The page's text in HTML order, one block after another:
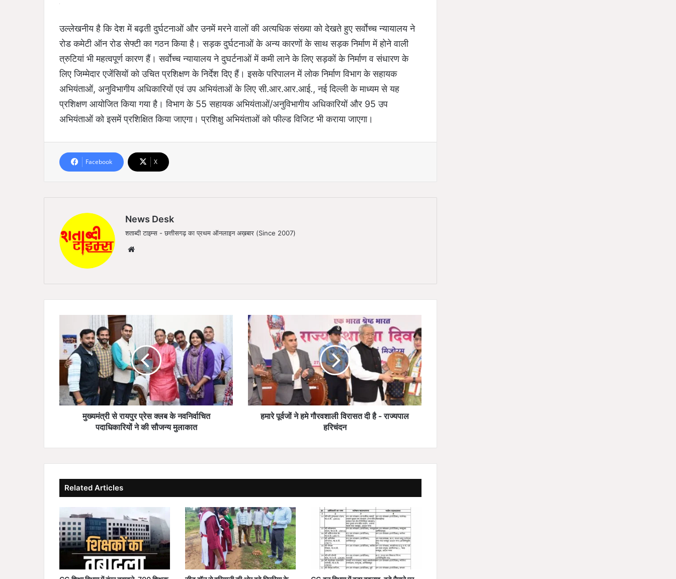
उल्लेखनीय है कि देश में बढ़ती दुर्घटनाओं और उनमें मरने वालों की अत्यधिक संख्या को देखते हुए सर्वाेच्च न्यायालय ने
रोड कमेटी ऑन रोड सेफ्टी का गठन किया है। सड़क दुर्घटनाओं के अन्य कारणों के साथ सड़क निर्माण में होने वाली
त्रुटियां भी महत्वपूर्ण कारण हैं। सर्वाेच्च न्यायालय ने दुघर्टनाओं में कमी लाने के लिए सड़कों के निर्माण व संधारण के
लिए जिम्मेदार एजेंसियों को उचित प्रशिक्षण के निर्देश दिए हैं। इसके परिपालन में लोक निर्माण विभाग के सहायक
अभियंताओं, अनुविभागीय अधिकारियों एवं उप अभियंताओं के लिए सी.आर.आर.आई., नई दिल्ली के माध्यम से यह
प्रशिक्षण आयोजित किया गया है। विभाग के 55 सहायक अभियंताओं/अनुविभागीय अधिकारियों और 95 उप
अभियंताओं को इसमें प्रशिक्षित किया जाएगा। प्रशिक्षु अभियंताओं को फील्ड विजिट भी कराया जाएगा।
Facebook X
News Desk
शताब्दी टाइम्स - छत्तीसगढ़ का प्रथम ऑनलाइन अख़बार (Since 2007)
मं
त्री
से
य
पु
र
ब
व
र्वा
त
प
दा
मुख्यमंत्री से रायपुर प्रेस क्लब के नवनिर्वाचित
पदाधिकारियों ने की सौजन्य मुलाकात
ह
मा
रे
पू
र्व
जों
ने
मे
शा
रा
त
दी
-
रा
ज्य
पा
हमारे पूर्वजों ने हमे गौरवशाली विरासत दी है - राज्यपाल
हरिचंदन
Related Articles